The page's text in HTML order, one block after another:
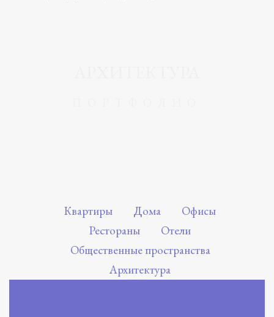
Квартиры Дома
Офисы
Рестораны
Отели
Общественные пространства
Архитектура